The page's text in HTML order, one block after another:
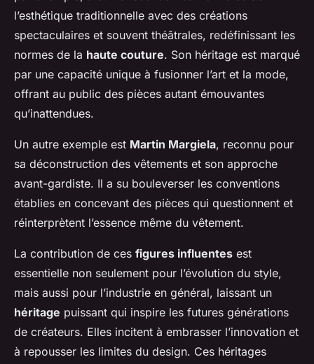
l’esthétique traditionnelle avec des créations
spectaculaires et souvent théâtrales, redéfinissant les
normes de la haute couture. Son héritage est marqué
par une capacité unique à fusionner l’art et la mode,
offrant au public des pièces autant émouvantes
qu’inattendues.
Un autre exemple est Martin Margiela, reconnu pour
sa déconstruction des vêtements et son approche
avant-gardiste. Il a su bouleverser les conventions
établies en concevant des pièces qui questionnent et
réinterprètent l’essence même du vêtement.
La contribution de ces figures influentes est
essentielle non seulement pour l’évolution du style,
mais aussi pour l’industrie en général, laissant un
héritage puissant qui inspire les futures générations
de créateurs. Elles incitent à embrasser l’innovation et
à repousser les limites du design. Ces héritages